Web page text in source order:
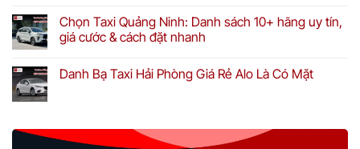
Chọn Taxi Quảng Ninh: Danh sách 10+ hãng uy tín,
giá cước & cách đặt nhanh
Danh Bạ Taxi Hải Phòng Giá Rẻ Alo Là Có Mặt